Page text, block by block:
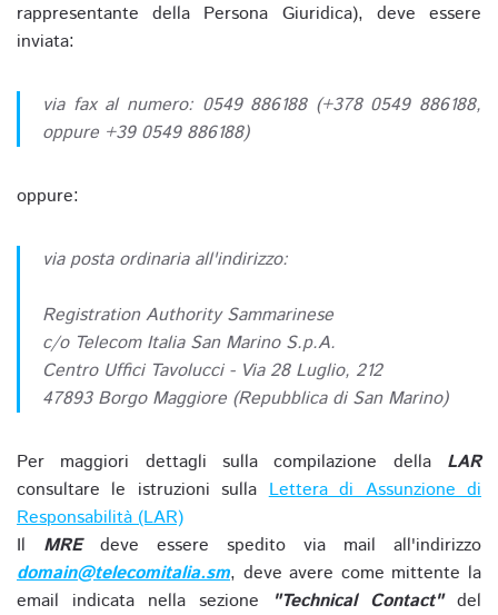
rappresentante della Persona Giuridica), deve essere
inviata:
via fax al numero: 0549 886188 (+378 0549 886188,
oppure +39 0549 886188)
oppure:
via posta ordinaria all'indirizzo:
Registration Authority Sammarinese
c/o Telecom Italia San Marino S.p.A.
Centro Uffici Tavolucci - Via 28 Luglio, 212
47893 Borgo Maggiore (Repubblica di San Marino)
Per maggiori dettagli sulla compilazione della LAR
consultare le istruzioni sullaLettera di Assunzione di
Responsabilità (LAR)
Il MREdeve essere spedito via mail all'indirizzo
domain@telecomitalia.sm, deve avere come mittente la
email indicata nella sezione
"Technical Contact"del